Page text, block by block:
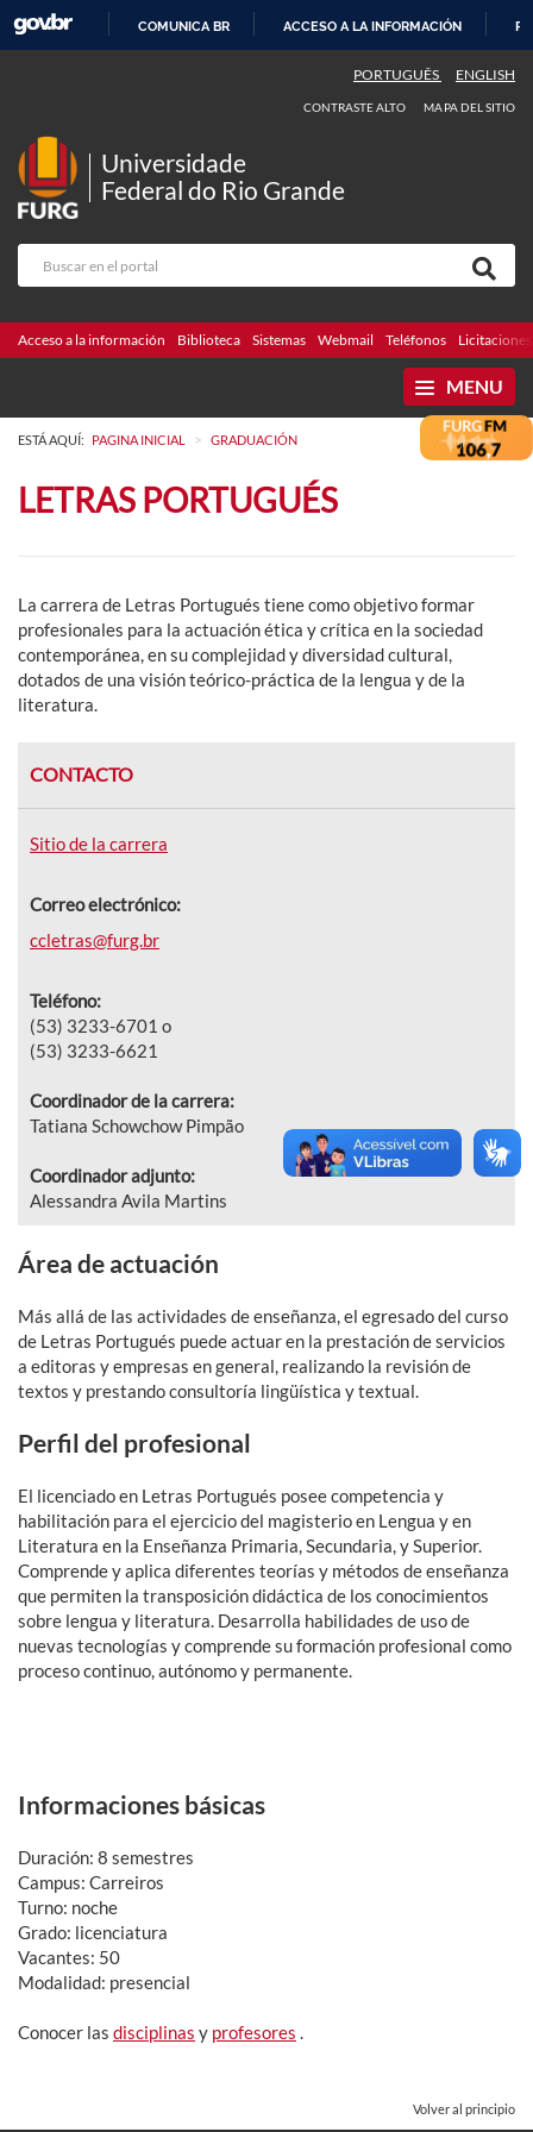
CONTENIDO
COMUNICA BR ACCESO A LA INFORMACIÓN
PORTUGUÊS ENGLISH
CONTRASTE ALTO MAPA DEL SITIO
Universidade
Federal do Rio Grande
Acceso a la información Biblioteca Sistemas Webmail Teléfonos Licitaciones
MENU
ESTÁ AQUÍ: PAGINA INICIAL > GRADUACIÓN
LETRAS PORTUGUÉS
La carrera de Letras Portugués tiene como objetivo formar
profesionales para la actuación ética y crítica en la sociedad
contemporánea, en su complejidad y diversidad cultural,
dotados de una visión teórico-práctica de la lengua y de la
literatura.
CONTACTO
Sitio de la carrera
Correo electrónico:
ccletras@furg.br
Teléfono:
(53) 3233-6701 o
(53) 3233-6621
Coordinador de la carrera:
Tatiana Schowchow Pimpão
Coordinador adjunto:
Alessandra Avila Martins
Área de actuación
Más allá de las actividades de enseñanza, el egresado del curso
de Letras Portugués puede actuar en la prestación de servicios
a editoras y empresas en general, realizando la revisión de
textos y prestando consultoría lingüística y textual.
Perfil del profesional
El licenciado en Letras Portugués posee competencia y
habilitación para el ejercicio del magisterio en Lengua y en
Literatura en la Enseñanza Primaria, Secundaria, y Superior.
Comprende y aplica diferentes teorías y métodos de enseñanza
que permiten la transposición didáctica de los conocimientos
sobre lengua y literatura. Desarrolla habilidades de uso de
nuevas tecnologías y comprende su formación profesional como
proceso continuo, autónomo y permanente.
Informaciones básicas
Duración: 8 semestres
Campus: Carreiros
Turno: noche
Grado: licenciatura
Vacantes: 50
Modalidad: presencial
Conocer las disciplinas y profesores .
Volver al principio